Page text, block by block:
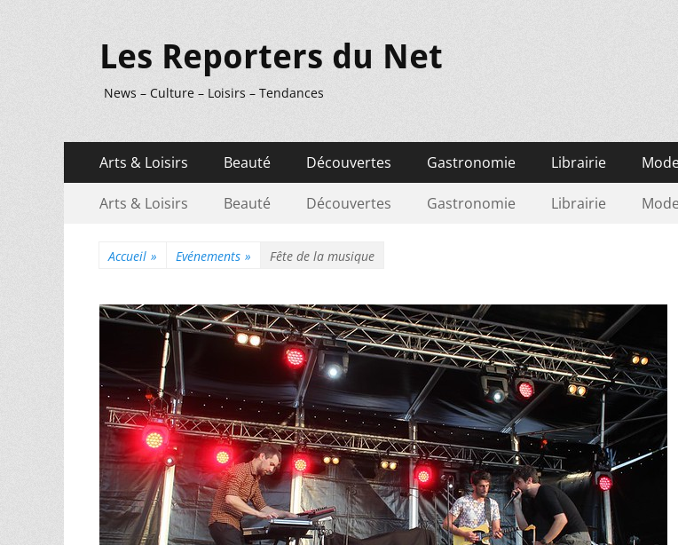
Les Reporters du Net
News – Culture – Loisirs – Tendances
Menu
principal
contenu
Arts & Loisirs Beauté Découvertes Gastronomie Librairie
Menu
Arts & Loisirs Beauté Découvertes Gastronomie Librairie Mode
Accueil » Evénements » Fête de la musique